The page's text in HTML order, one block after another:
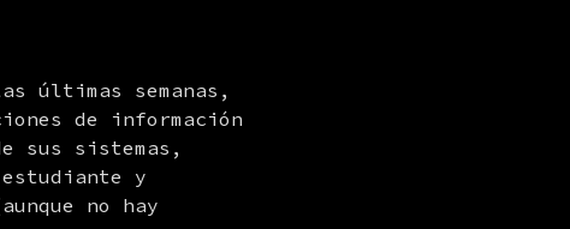
últimas semanas,
de información
sus sistemas,
y
no hay